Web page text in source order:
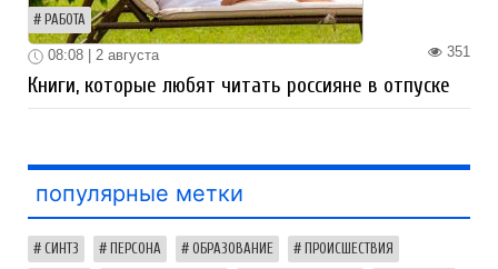
РАБОТА
351
08:08 | 2 августа
Книги, которые любят читать россияне в отпуске
популярные метки
СИНТЗ ПЕРСОНА ОБРАЗОВАНИЕ ПРОИСШЕСТВИЯ